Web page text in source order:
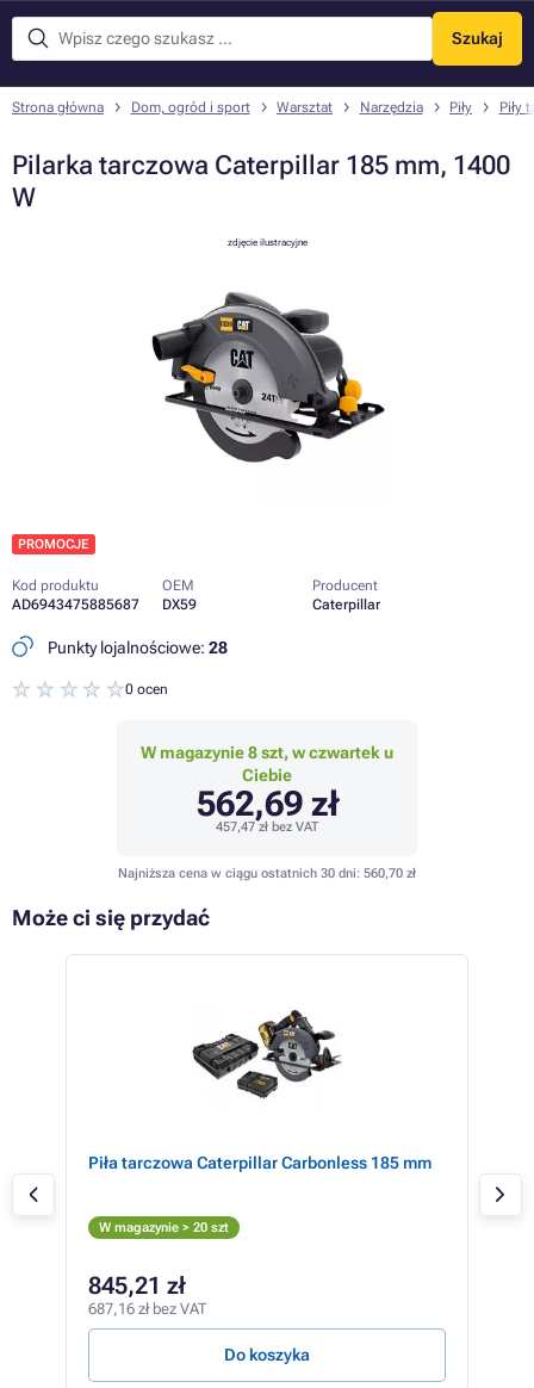
Szukaj
Menu
Strona główna Dom, ogród i sport Warsztat Narzędzia Piły Piły
Pilarka tarczowa Caterpillar 185 mm, 1400
W
zdjęcie ilustracyjne
PROMOCJE
Kod produktu
AD6943475885687
OEM
DX59
Producent
Caterpillar
Punkty lojalnościowe: 28
0 ocen
W magazynie 8 szt, w czwartek u
Ciebie
562,69 zł
457,47 zł bez VAT
Najniższa cena w ciągu ostatnich 30 dni: 560,70 zł
Może ci się przydać
Piła tarczowa Caterpillar Carbonless 185 mm
W magazynie > 20 szt
845,21 zł
687,16 zł bez VAT
Do koszyka